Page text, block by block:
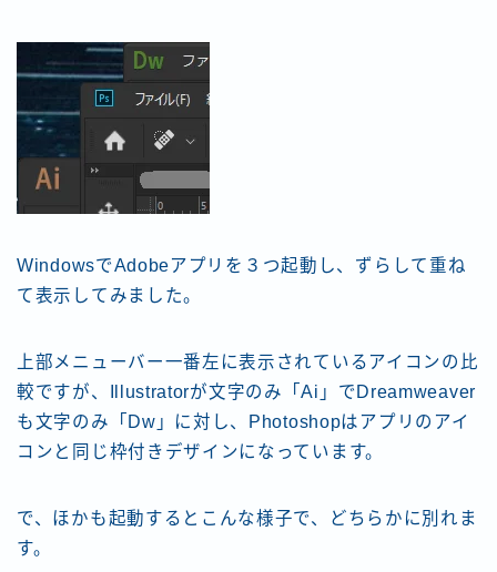
WindowsでAdobeアプリを３つ起動し、ずらして重ね
て表示してみました。
上部メニューバー一番左に表示されているアイコンの比
較ですが、Illustratorが文字のみ「Ai」でDreamweaver
も文字のみ「Dw」に対し、Photoshopはアプリのアイ
コンと同じ枠付きデザインになっています。
で、ほかも起動するとこんな様子で、どちらかに別れま
す。